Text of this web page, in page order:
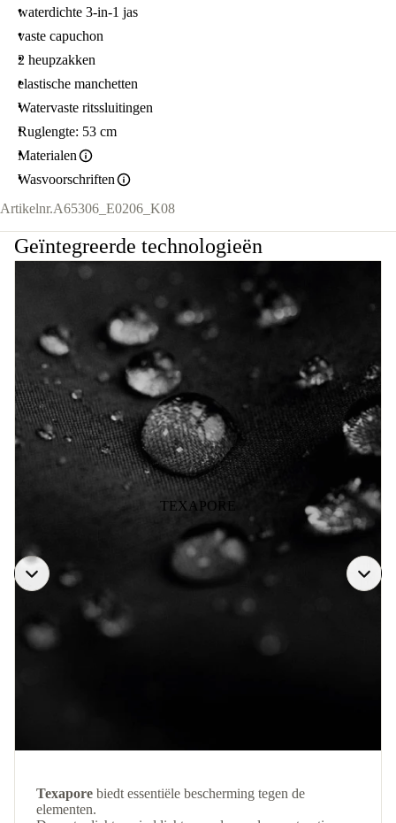
waterdichte 3-in-1 jas
vaste capuchon
2 heupzakken
elastische manchetten
Watervaste ritssluitingen
Ruglengte: 53 cm
Materialen
Wasvoorschriften
Artikelnr.A65306_E0206_K08
Geïntegreerde technologieën
TEXAPORE
Texapore biedt essentiële bescherming tegen de
elementen.